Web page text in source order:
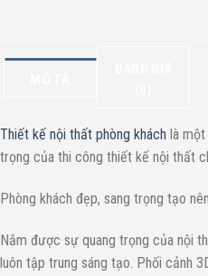
Thiết kế nội thất phòng khách là
trọng của thi công thiết kế nội thất
Phòng khách đẹp, sang trọng tạo
Nắm được sự quang trọng của nội
luôn tập trung sáng tạo. Phối cảnh